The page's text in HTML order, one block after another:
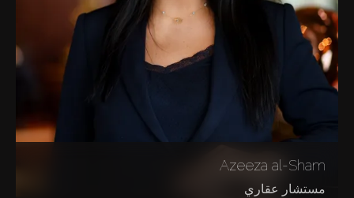
Azeeza al-Sham
مستشار عقاري